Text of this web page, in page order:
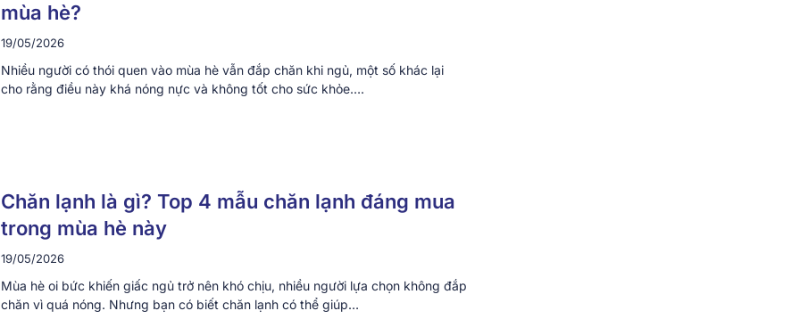
mùa hè?
19/05/2026
Nhiều người có thói quen vào mùa hè vẫn đắp chăn khi ngủ, một số khác lại
cho rằng điều này khá nóng nực và không tốt cho sức khỏe….
Chăn lạnh là gì? Top 4 mẫu chăn lạnh đáng mua
trong mùa hè này
19/05/2026
Mùa hè oi bức khiến giấc ngủ trở nên khó chịu, nhiều người lựa chọn không đắp
chăn vì quá nóng. Nhưng bạn có biết chăn lạnh có thể giúp…